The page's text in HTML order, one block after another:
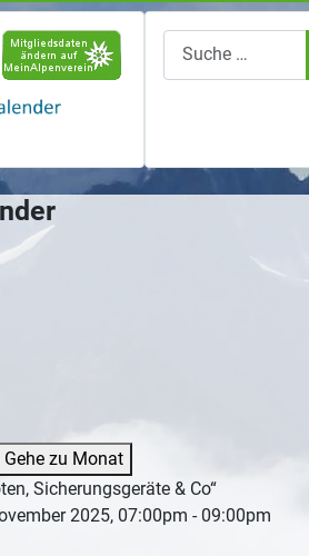
Gehe zu Monat
Sicherungsgeräte & Co“
2025, 07:00pm - 09:00pm